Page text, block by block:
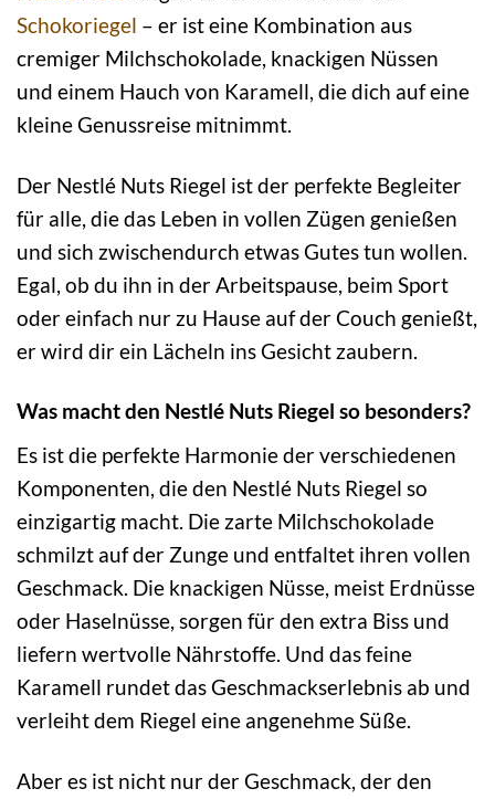
Schokoriegel – er ist eine Kombination aus
cremiger Milchschokolade, knackigen Nüssen
und einem Hauch von Karamell, die dich auf eine
kleine Genussreise mitnimmt.
Der Nestlé Nuts Riegel ist der perfekte Begleiter
für alle, die das Leben in vollen Zügen genießen
und sich zwischendurch etwas Gutes tun wollen.
Egal, ob du ihn in der Arbeitspause, beim Sport
oder einfach nur zu Hause auf der Couch genießt,
er wird dir ein Lächeln ins Gesicht zaubern.
Was macht den Nestlé Nuts Riegel so besonders?
Es ist die perfekte Harmonie der verschiedenen
Komponenten, die den Nestlé Nuts Riegel so
einzigartig macht. Die zarte Milchschokolade
schmilzt auf der Zunge und entfaltet ihren vollen
Geschmack. Die knackigen Nüsse, meist Erdnüsse
oder Haselnüsse, sorgen für den extra Biss und
liefern wertvolle Nährstoffe. Und das feine
Karamell rundet das Geschmackserlebnis ab und
verleiht dem Riegel eine angenehme Süße.
Aber es ist nicht nur der Geschmack, der den